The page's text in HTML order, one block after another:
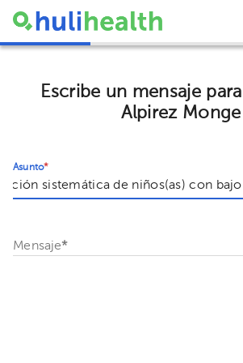
Escribe un mensaje
Alpirez Monge
Asunto*
Mensaje*